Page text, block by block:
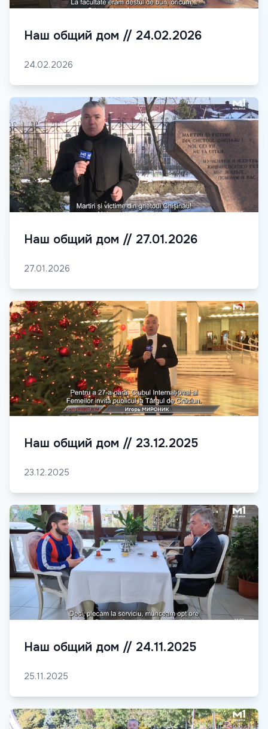
Наш общий дом // 24.02.2026
24.02.2026
Наш общий дом // 27.01.2026
27.01.2026
Наш общий дом // 23.12.2025
23.12.2025
Наш общий дом // 24.11.2025
25.11.2025